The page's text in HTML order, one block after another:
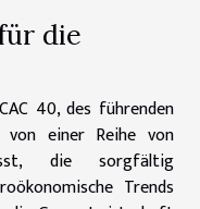
die
40, des führenden
von einer Reihe von
die sorgfältig
Trends